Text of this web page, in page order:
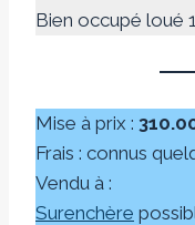
Bien occupé loué
Mise à prix :
Frais : connus
Vendu à :
Surenchère